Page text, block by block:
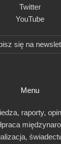
Twitter
YouTube
się na
Menu
raporty,